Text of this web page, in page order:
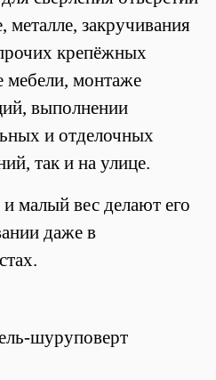
металле, закручивания
крепёжных
мебели, монтаже
выполнении
и отделочных
так и на улице.
малый вес делают его
даже в
шуруповерт